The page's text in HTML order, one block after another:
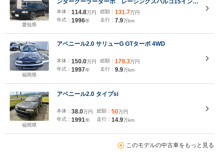
愛知県
ンタークーラーターボ レーシングスパルコ15インチ
アルミホイール ホワイトレターブロック新品タイヤ
4本 4WD 走行78931Km
本体： 114.8万円
年式： 1996年
総額： 131.7万円
走行： 7.9万km
福岡県
アベニール2.0 サリューG GTターボ 4WD
本体： 150.0万円
年式： 1997年
総額： 179.3万円
走行： 9.9万km
福岡県
アベニール2.0 タイプsi
本体： 38.0万円
年式： 1991年
総額： 50万円
走行： 14.9万km
このモデルの中古車をもっと見る